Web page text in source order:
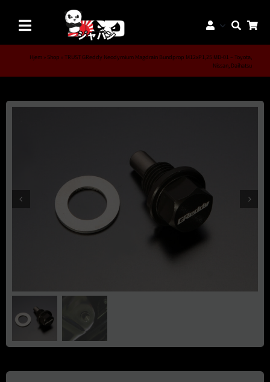
contentToggle
Navigation
Aftermarket Dele
Dæk & Fælge
JDM Lifestyle
Hjem » Shop »TRUST GReddy Neodymium Magdrain Bundprop M12xP1,25 MD-01 – Toyota,
Nissan, Daihatsu